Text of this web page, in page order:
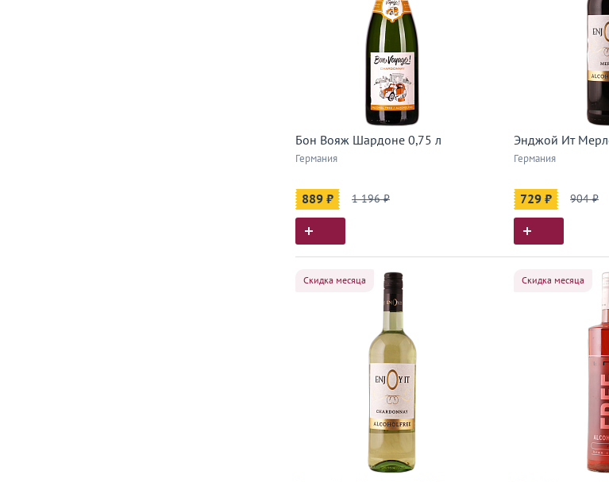
Бон Вояж Шардоне 0,75 л
Германия
889 ₽ 1 196 ₽
Энджой Ит
Германия
729 ₽ 904 ₽
Скидка месяца Скидка месяца